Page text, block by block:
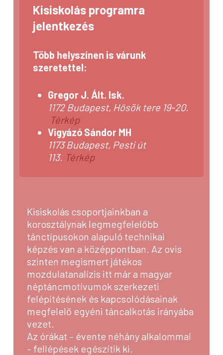
Kisiskolás programra
jelentkezés
Több helyszínen is várunk
szeretettel:
Gregor J. Ált. Isk.
1172 Budapest, Hősök tere 19-20.
Térkép
Vigyázó Sándor MH
1173 Budapest, Pesti út
113. Térkép
Kisiskolás csoportjainkban a
korosztálynak legmegfelelőbb
tánctípusokon alapuló technikai
képzés van a középpontban. Az ovis
szinten megismert játékos
mozdulatanalízis itt már a magyar
néptáncmotívumok szerkezeti
felépítésének és kapcsolódásainak
megfelelő egyéni táncalkotás irányába
vezet.
Az órákat – évente néhány alkalommal
– fellépések egészítik ki.